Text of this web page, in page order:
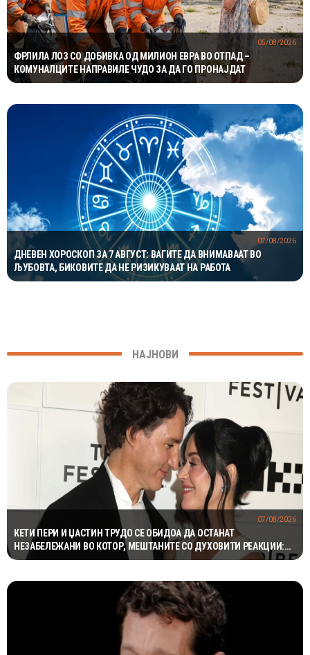
ФРЛИЛА ЛОЗ СО ДОБИВКА ОД МИЛИОН ЕВРА ВО ОТПАД –
КОМУНАЛЦИТЕ НАПРАВИЛЕ ЧУДО ЗА ДА ГО ПРОНАЈДАТ
05/08/2026
ДНЕВЕН ХОРОСКОП ЗА 7 АВГУСТ: ВАГИТЕ ДА ВНИМАВААТ ВО
ЉУБОВТА, БИКОВИТЕ ДА НЕ РИЗИКУВААТ НА РАБОТА
07/08/2026
НАЈНОВИ
КЕТИ ПЕРИ И ЏАСТИН ТРУДО СЕ ОБИДОА ДА ОСТАНАТ
НЕЗАБЕЛЕЖАНИ ВО КОТОР, МЕШТАНИТЕ СО ДУХОВИТИ РЕАКЦИИ:
„НИКОЈ НЕ БИ ГИ ПРЕПОЗНАЛ“
07/08/2026